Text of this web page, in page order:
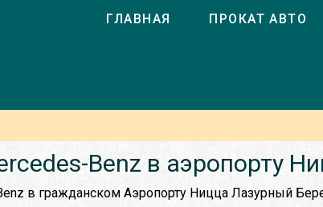
ГЛАВНАЯ ПРОКАТ АВТО
Benz в аэропорту
в гражданском Аэропорту Ницца Лазурный